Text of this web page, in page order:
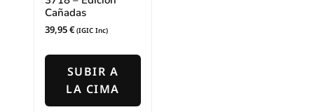
Cañadas
39,95€ (IGIC Inc)
SUBIR A
LA CIMA
múltiples